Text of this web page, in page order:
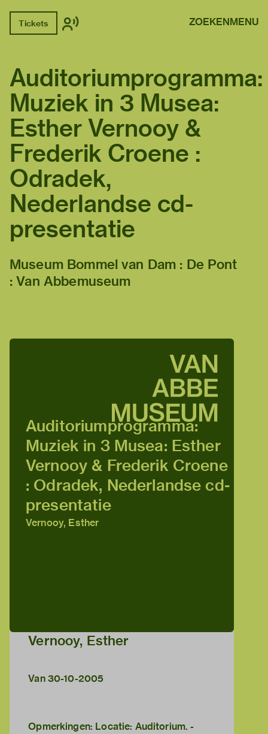
Tickets ZOEKENMENU
Auditoriumprogramma:
Muziek in 3 Musea:
Esther Vernooy &
Frederik Croene :
Odradek,
Nederlandse cd-
presentatie
Museum Bommel van Dam : De Pont
: Van Abbemuseum
Auditoriumprogramma:
Muziek in 3 Musea: Esther
Vernooy & Frederik Croene
: Odradek, Nederlandse cd-
presentatie
Vernooy, Esther
Vernooy, Esther
Van 30-10-2005
Opmerkingen: Locatie: Auditorium. -